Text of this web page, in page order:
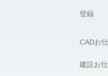
登録
CADお
建設お